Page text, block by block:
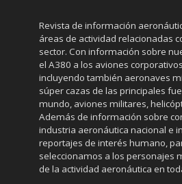
Revista de información
áreas de actividad relacionadas
sector. Con información sobre
el A380 a los aviones
incluyendo también aeronaves
súper cazas de las principales
mundo, aviones militares,
Además de información sobre
industria aeronáutica nacional e
reportajes de interés humano,
seleccionamos a los personajes
de la actividad aeronáutica en